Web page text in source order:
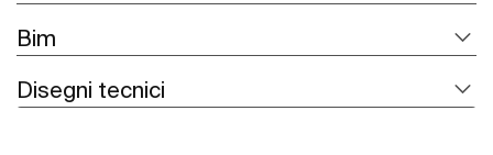
Bim
Disegni tecnici